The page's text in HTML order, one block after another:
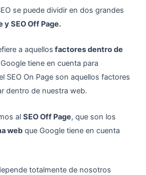
se puede dividir en dos grandes
y SEO Off Page.
a aquellos factores dentro de
tiene en cuenta para
SEO On Page son aquellos factores
dentro de nuestra web.
alSEO Off Page, que son los
web que Google tiene en cuenta
totalmente de nosotros